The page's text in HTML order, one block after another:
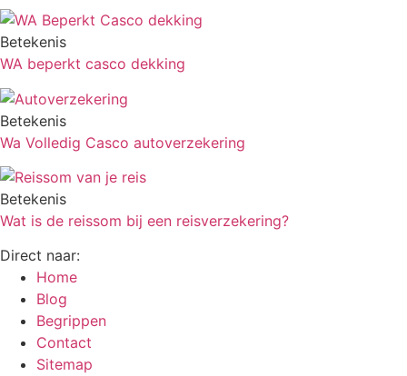
Betekenis
WA beperkt casco dekking
Betekenis
Wa Volledig Casco autoverzekering
Betekenis
Wat is de reissom bij een reisverzekering?
Direct naar:
Home
Blog
Begrippen
Contact
Sitemap